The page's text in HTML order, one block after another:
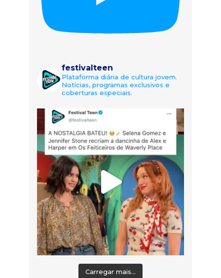
festivalteen
Plataforma diária de cultura jovem.
Notícias, programas exclusivos e
coberturas especiais.
Carregar mais...